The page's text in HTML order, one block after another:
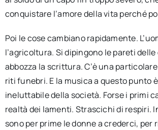
conquistare l’amore della vita perché
Poi le cose cambiano rapidamente.
l’agricoltura. Si dipingono le pareti delle
abbozza la scrittura. C’è una
riti funebri. E la musica a questo punto
ineluttabile della società. Forse i primi
realtà dei lamenti. Strascichi di respiri.
sono per prime le donne a crederci, per